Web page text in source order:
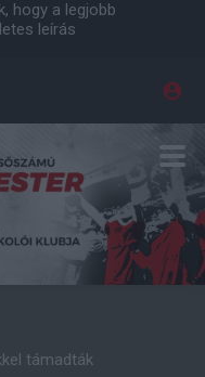
hogy a legjobb
leírás
támadták